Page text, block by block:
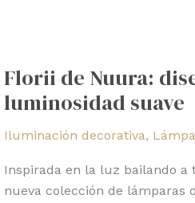
Florii de Nuura:
luminosidad suave
Iluminación decorativa,
Inspirada en la luz bailando a
nueva colección de lámparas
Nuura:
diseño
y
luminosidad